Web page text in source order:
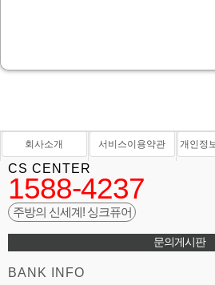
회사소개 서비스이용약관 개인정
CS CENTER
1588-4237
주방의 신세계! 싱크퓨어
문의게시판
BANK INFO